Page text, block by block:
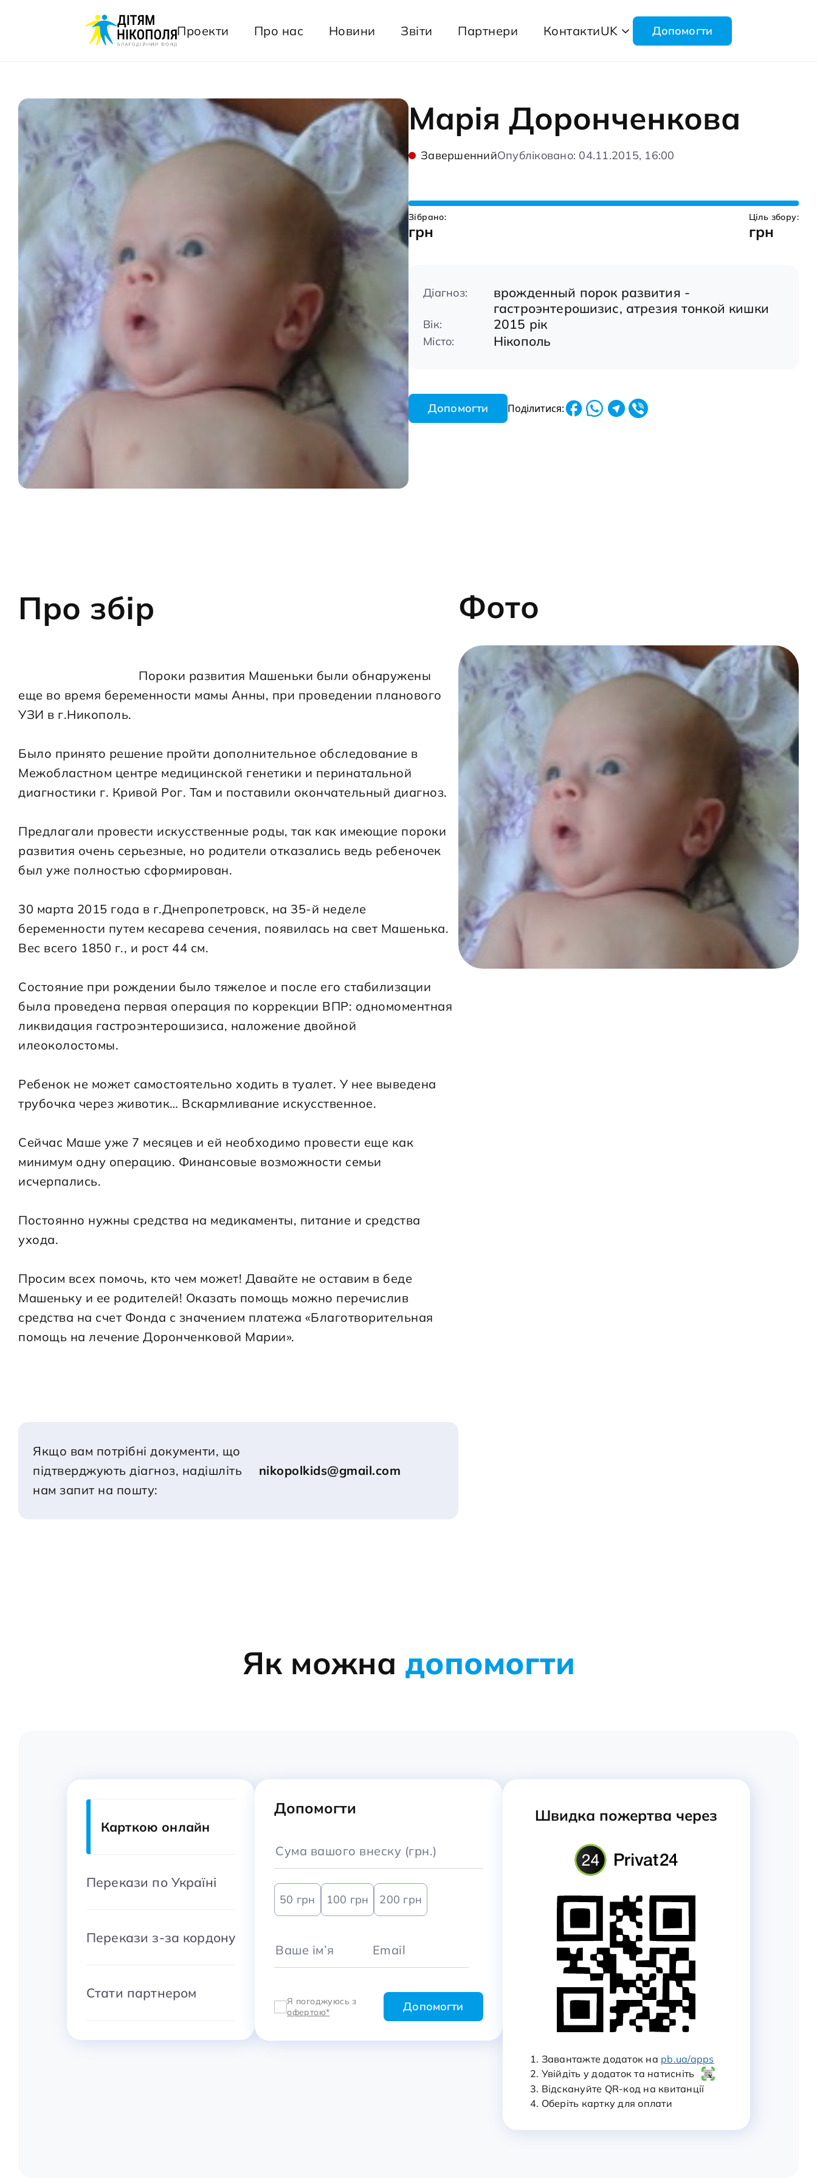
Проекти Про нас Новини Звіти Партнери КонтактиUK Допомогти
Марія Доронченкова
ЗавершеннийОпубліковано: 04.11.2015, 16:00
Зібрано:
грн
Ціль збору:
грн
Діагноз:
врожденный порок развития -
гастроэнтерошизис, атрезия тонкой кишки
Вік: 2015 рік
Місто: Нікополь
Допомогти Поділитися:
Про збір
еще во время беременности мамы Анны, при проведении планового
УЗИ в г.Никополь.
Было принято решение пройти дополнительное обследование в
Межобластном центре медицинской генетики и перинатальной
диагностики г. Кривой Рог. Там и поставили окончательный диагноз.
Предлагали провести искусственные роды, так как имеющие пороки
развития очень серьезные, но родители отказались ведь ребеночек
был уже полностью сформирован.
30 марта 2015 года в г.Днепропетровск, на 35-й неделе
беременности путем кесарева сечения, появилась на свет Машенька.
Вес всего 1850 г., и рост 44 см.
Состояние при рождении было тяжелое и после его стабилизации
была проведена первая операция по коррекции ВПР: одномоментная
ликвидация гастроэнтерошизиса, наложение двойной
илеоколостомы.
Ребенок не может самостоятельно ходить в туалет. У нее выведена
трубочка через животик… Вскармливание искусственное.
Сейчас Маше уже 7 месяцев и ей необходимо провести еще как
минимум одну операцию. Финансовые возможности семьи
исчерпались.
Постоянно нужны средства на медикаменты, питание и средства
ухода.
Просим всех помочь, кто чем может! Давайте не оставим в беде
Машеньку и ее родителей! Оказать помощь можно перечислив
средства на счет Фонда с значением платежа «Благотворительная
помощь на лечение Доронченковой Марии».
Якщо вам потрібні документи, що
підтверджують діагноз, надішліть
нам запит на пошту:
nikopolkids@gmail.com
Фото
Як можна допомогти
Карткою онлайн
Перекази по Україні
Перекази з-за кордону
Стати партнером
Допомогти
50 грн 100 грн 200 грн
Я погоджуюсь з
офертою*
Швидка пожертва через
1. Завантажте додаток на pb.ua/apps
2. Увійдіть у додаток та натисніть
3. Відскануйте QR-код на квитанції
4. Оберіть картку для оплати